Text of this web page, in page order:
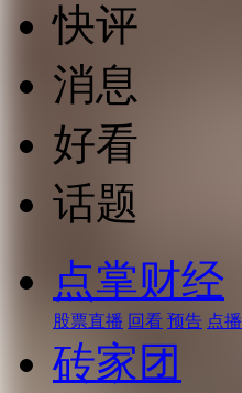
快评
消息
好看
话题
点掌财经
股票直播 回看 预告 点播
砖家团